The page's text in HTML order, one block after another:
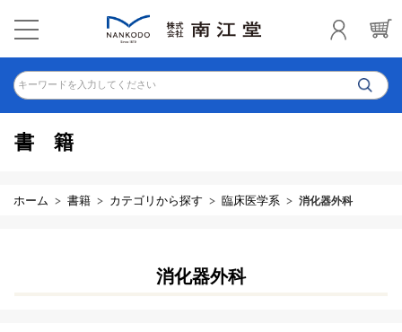
キーワードを入力してください
書籍
ホーム 書籍 カテゴリから探す 臨床医学系 消化器外科
消化器外科